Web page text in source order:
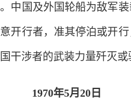
中国及外国轮船为敌军
开行者，准其停泊或开
干涉者的武装力量歼灭
1970年5月20日